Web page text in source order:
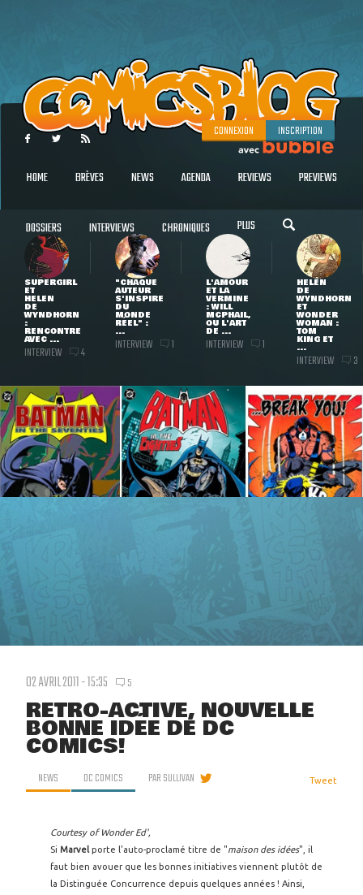
CONNEXION INSCRIPTION
HOME BRÈVES NEWS AGENDA REVIEWS PREVIEWS
DOSSIERS INTERVIEWS CHRONIQUES PLUS
SUPERGIRL
ET
HELEN
DE
WYNDHORN
:
RENCONTRE
AVEC ...
INTERVIEW 4
"CHAQUE
AUTEUR
S'INSPIRE
DU
MONDE
RÉEL" :
...
INTERVIEW 1
L'AMOUR
ET LA
VERMINE
: WILL
MCPHAIL,
OU L'ART
DE ...
INTERVIEW 1
HELEN
DE
WYNDHORN
ET
WONDER
WOMAN :
TOM
KING ET
...
INTERVIEW 3
02 AVRIL 2011 - 15:35 5
RETRO-ACTIVE, NOUVELLE
BONNE IDÉE DE DC
COMICS!
NEWS DC COMICS PARSULLIVAN Tweet
Courtesy of Wonder Ed',
Si Marvel porte l'auto-proclamé titre de "maison des idées", il
faut bien avouer que les bonnes initiatives viennent plutôt de
la Distinguée Concurrence depuis quelques années ! Ainsi,